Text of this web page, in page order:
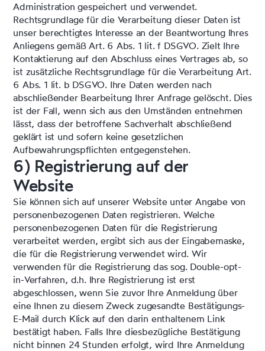
Administration gespeichert und verwendet.
Rechtsgrundlage für die Verarbeitung dieser Daten ist
unser berechtigtes Interesse an der Beantwortung Ihres
Anliegens gemäß Art. 6 Abs. 1 lit. f DSGVO. Zielt Ihre
Kontaktierung auf den Abschluss eines Vertrages ab, so
ist zusätzliche Rechtsgrundlage für die Verarbeitung Art.
6 Abs. 1 lit. b DSGVO. Ihre Daten werden nach
abschließender Bearbeitung Ihrer Anfrage gelöscht. Dies
ist der Fall, wenn sich aus den Umständen entnehmen
lässt, dass der betroffene Sachverhalt abschließend
geklärt ist und sofern keine gesetzlichen
Aufbewahrungspflichten entgegenstehen.
6) Registrierung auf der
Website
Sie können sich auf unserer Website unter Angabe von
personenbezogenen Daten registrieren. Welche
personenbezogenen Daten für die Registrierung
verarbeitet werden, ergibt sich aus der Eingabemaske,
die für die Registrierung verwendet wird. Wir
verwenden für die Registrierung das sog. Double-opt-
in-Verfahren, d.h. Ihre Registrierung ist erst
abgeschlossen, wenn Sie zuvor Ihre Anmeldung über
eine Ihnen zu diesem Zweck zugesandte Bestätigungs-
E-Mail durch Klick auf den darin enthaltenem Link
bestätigt haben. Falls Ihre diesbezügliche Bestätigung
nicht binnen 24 Stunden erfolgt, wird Ihre Anmeldung